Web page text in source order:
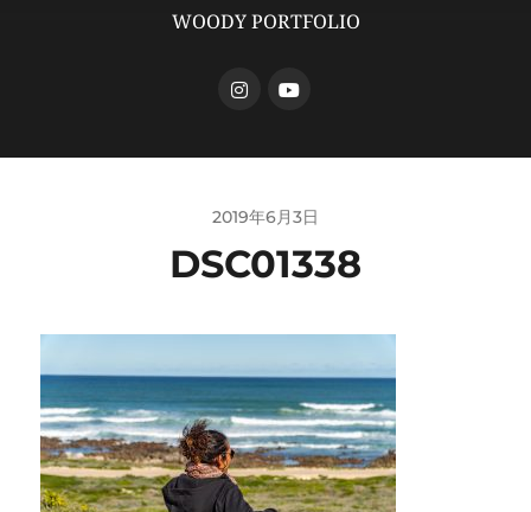
WOODY PORTFOLIO
2019年6月3日
DSC01338